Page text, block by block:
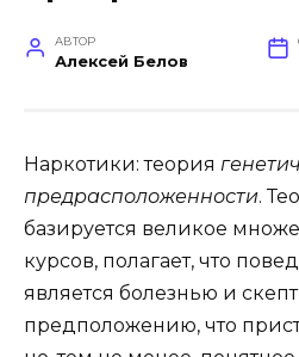
АВТОР
Алексей Белов
Наркотики: теория
предрасположенности.
базируется великое
курсов, полагает, что
является болезнью и
предположению, что